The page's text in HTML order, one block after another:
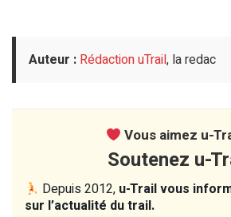
Auteur : Rédaction uTrail, la redac
Vous aimez u-
Soutenez u-
Depuis 2012, u-Trail vous
sur l’actualité du trail.